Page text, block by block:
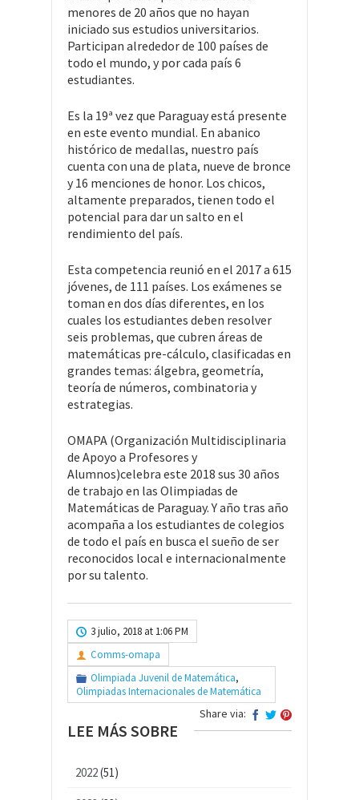
menores de 20 años que no hayan
iniciado sus estudios universitarios.
Participan alrededor de 100 países de
todo el mundo, y por cada país 6
estudiantes.
Es la 19ª vez que Paraguay está presente
en este evento mundial. En abanico
histórico de medallas, nuestro país
cuenta con una de plata, nueve de bronce
y 16 menciones de honor. Los chicos,
altamente preparados, tienen todo el
potencial para dar un salto en el
rendimiento del país.
Esta competencia reunió en el 2017 a 615
jóvenes, de 111 países. Los exámenes se
toman en dos días diferentes, en los
cuales los estudiantes deben resolver
seis problemas, que cubren áreas de
matemáticas pre-cálculo, clasificadas en
grandes temas: álgebra, geometría,
teoría de números, combinatoria y
estrategias.
OMAPA (Organización Multidisciplinaria
de Apoyo a Profesores y
Alumnos)celebra este 2018 sus 30 años
de trabajo en las Olimpiadas de
Matemáticas de Paraguay. Y año tras año
acompaña a los estudiantes de colegios
de todo el país en busca el sueño de ser
reconocidos local e internacionalmente
por su talento.
3 julio, 2018 at 1:06 PM
Comms-omapa
Olimpiada Juvenil de Matemática,
Olimpiadas Internacionales de Matemática
Share via:
LEE MÁS SOBRE
2022(51)